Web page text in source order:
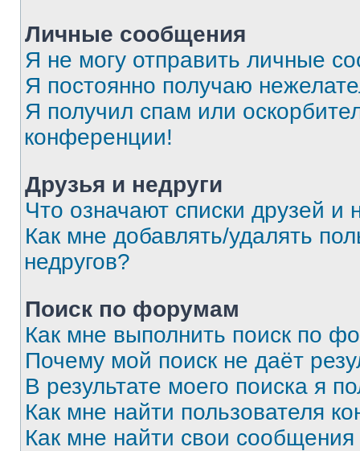
Личные сообщения
Я не могу отправить личные
Я постоянно получаю
Я получил спам или
конференции!
Друзья и недруги
Что означают списки друзей и
Как мне добавлять/удалять
недругов?
Поиск по форумам
Как мне выполнить поиск по
Почему мой поиск не даёт
В результате моего поиска я
Как мне найти пользователя
Как мне найти свои